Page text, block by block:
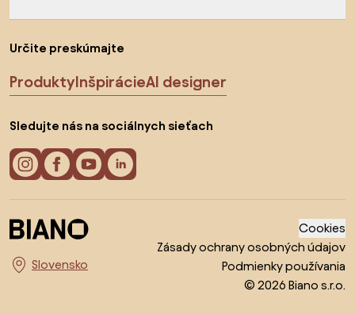
Určite preskúmajte
ProduktyInšpirácieAI designer
Sledujte nás na sociálnych sieťach
Vyberte krajinu
Cookies
Zásady ochrany osobných údajov
Podmienky používania
© 2026 Biano s.r.o.